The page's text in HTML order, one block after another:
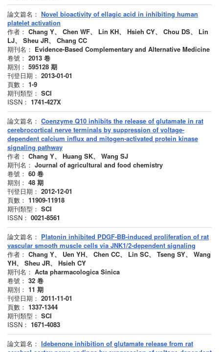
論文篇名： Novel bioactivity of ellagic acid in inhibiting human
platelet activation
作者： Chang Y、 Chen WF、 Lin KH、 Hsieh CY、 Chou DS、 Lin
LJ、 Sheu JR、 Chang CC
期刊名： Evidence-Based Complementary and Alternative Medicine
卷號： 2013 卷
期別： 595128 期
刊登日期： 2013-01-01
頁數： 1-9
期刊類型： SCI
ISSN： 1741-427X
論文篇名： Coenzyme Q10 inhibits the release of glutamate in rat
cerebrocortical nerve terminals by suppression of voltage-
dependent calcium influx and mitogen-activated protein kinase
signaling pathway
作者： Chang Y、 Huang SK、 Wang SJ
期刊名： Journal of agricultural and food chemistry
卷號： 60 卷
期別： 48 期
刊登日期： 2012-12-01
頁數： 11909-11918
期刊類型： SCI
ISSN： 0021-8561
論文篇名： Platonin inhibited PDGF-BB-induced proliferation of rat
vascular smooth muscle cells via JNK1/2-dependent signaling
作者： Chang Y、 Uen YH、 Chen CC、 Lin SC、 Tseng SY、 Wang
YH、 Sheu JR、 Hsieh CY
期刊名： Acta pharmacologica Sinica
卷號： 32 卷
期別： 11 期
刊登日期： 2011-11-01
頁數： 1337-1344
期刊類型： SCI
ISSN： 1671-4083
論文篇名： Idebenone inhibition of glutamate release from rat